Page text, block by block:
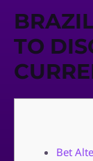
TO
Bet